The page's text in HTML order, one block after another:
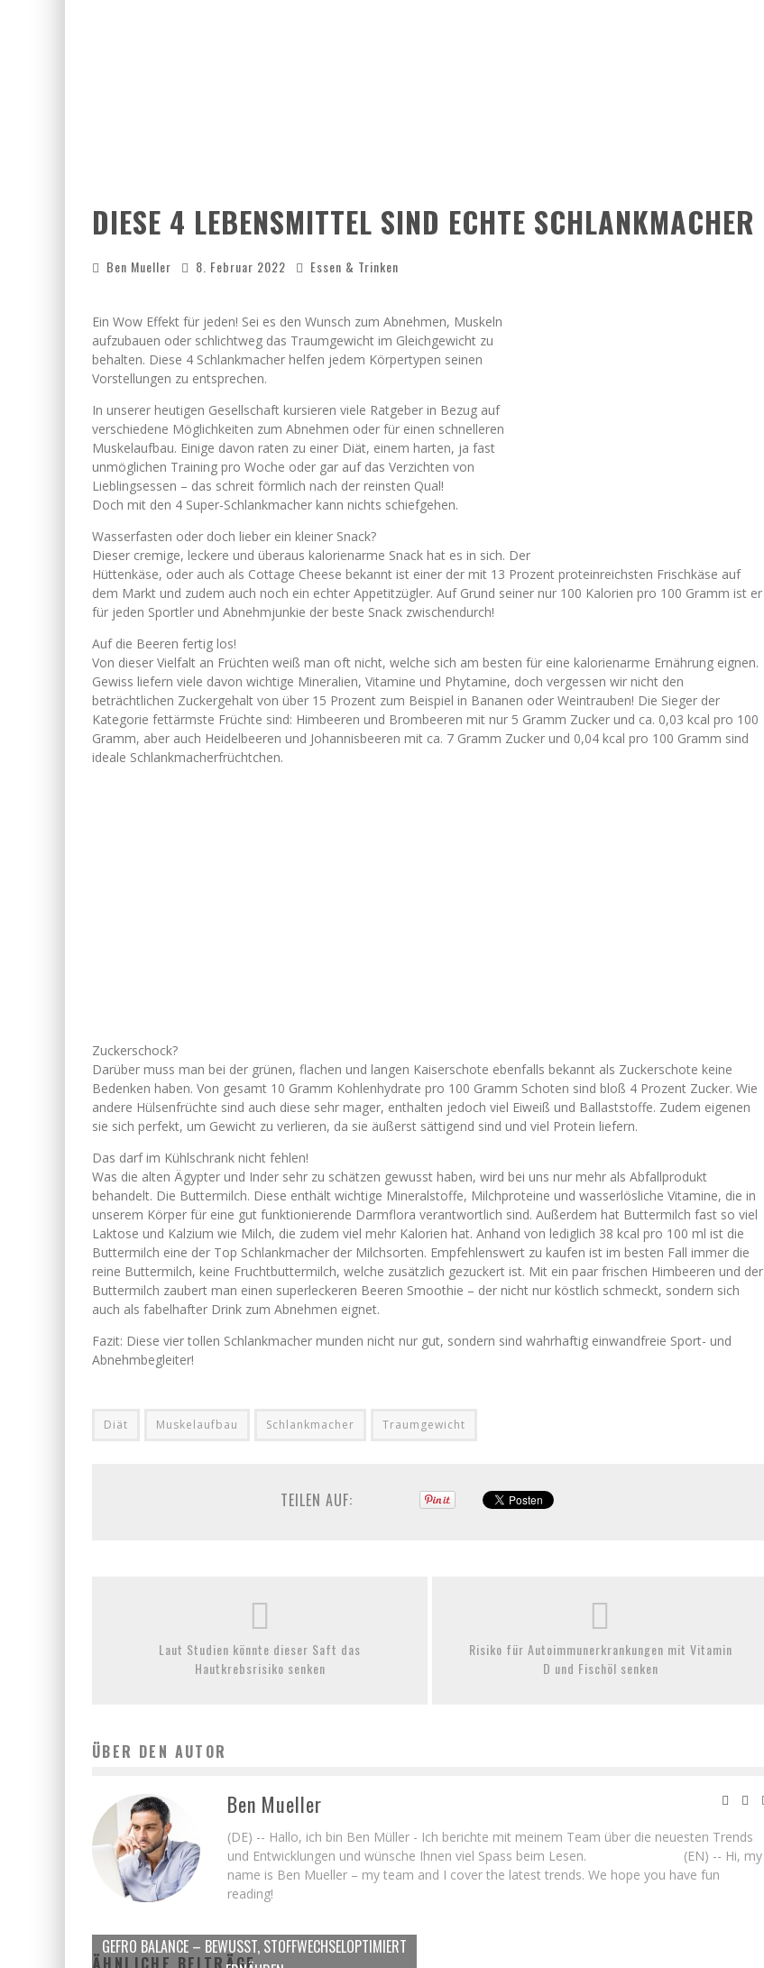
DIESE 4 LEBENSMITTEL SIND ECHTE SCHLANKMACHER
Ben Mueller 8. Februar 2022 Essen & Trinken
Ein Wow Effekt für jeden! Sei es den Wunsch zum Abnehmen, Muskeln
aufzubauen oder schlichtweg das Traumgewicht im Gleichgewicht zu
behalten. Diese 4 Schlankmacher helfen jedem Körpertypen seinen
Vorstellungen zu entsprechen.
In unserer heutigen Gesellschaft kursieren viele Ratgeber in Bezug auf
verschiedene Möglichkeiten zum Abnehmen oder für einen schnelleren
Muskelaufbau. Einige davon raten zu einer Diät, einem harten, ja fast
unmöglichen Training pro Woche oder gar auf das Verzichten von
Lieblingsessen – das schreit förmlich nach der reinsten Qual!
Doch mit den 4 Super-Schlankmacher kann nichts schiefgehen.
Wasserfasten oder doch lieber ein kleiner Snack?
Dieser cremige, leckere und überaus kalorienarme Snack hat es in sich. Der
Hüttenkäse, oder auch als Cottage Cheese bekannt ist einer der mit 13 Prozent proteinreichsten Frischkäse auf
dem Markt und zudem auch noch ein echter Appetitzügler. Auf Grund seiner nur 100 Kalorien pro 100 Gramm ist er
für jeden Sportler und Abnehmjunkie der beste Snack zwischendurch!
Auf die Beeren fertig los!
Von dieser Vielfalt an Früchten weiß man oft nicht, welche sich am besten für eine kalorienarme Ernährung eignen.
Gewiss liefern viele davon wichtige Mineralien, Vitamine und Phytamine, doch vergessen wir nicht den
beträchtlichen Zuckergehalt von über 15 Prozent zum Beispiel in Bananen oder Weintrauben! Die Sieger der
Kategorie fettärmste Früchte sind: Himbeeren und Brombeeren mit nur 5 Gramm Zucker und ca. 0,03 kcal pro 100
Gramm, aber auch Heidelbeeren und Johannisbeeren mit ca. 7 Gramm Zucker und 0,04 kcal pro 100 Gramm sind
ideale Schlankmacherfrüchtchen.
Zuckerschock?
Darüber muss man bei der grünen, flachen und langen Kaiserschote ebenfalls bekannt als Zuckerschote keine
Bedenken haben. Von gesamt 10 Gramm Kohlenhydrate pro 100 Gramm Schoten sind bloß 4 Prozent Zucker. Wie
andere Hülsenfrüchte sind auch diese sehr mager, enthalten jedoch viel Eiweiß und Ballaststoffe. Zudem eigenen
sie sich perfekt, um Gewicht zu verlieren, da sie äußerst sättigend sind und viel Protein liefern.
Das darf im Kühlschrank nicht fehlen!
Was die alten Ägypter und Inder sehr zu schätzen gewusst haben, wird bei uns nur mehr als Abfallprodukt
behandelt. Die Buttermilch. Diese enthält wichtige Mineralstoffe, Milchproteine ​​und wasserlösliche Vitamine, die in
unserem Körper für eine gut funktionierende Darmflora verantwortlich sind. Außerdem hat Buttermilch fast so viel
Laktose und Kalzium wie Milch, die zudem viel mehr Kalorien hat. Anhand von lediglich 38 kcal pro 100 ml ist die
Buttermilch eine der Top Schlankmacher der Milchsorten. Empfehlenswert zu kaufen ist im besten Fall immer die
reine Buttermilch, keine Fruchtbuttermilch, welche zusätzlich gezuckert ist. Mit ein paar frischen Himbeeren und der
Buttermilch zaubert man einen superleckeren Beeren Smoothie – der nicht nur köstlich schmeckt, sondern sich
auch als fabelhafter Drink zum Abnehmen eignet.
Fazit: Diese vier tollen Schlankmacher munden nicht nur gut, sondern sind wahrhaftig einwandfreie Sport- und
Abnehmbegleiter!
Diät Muskelaufbau Schlankmacher Traumgewicht
TEILEN AUF:
Laut Studien könnte dieser Saft das
Hautkrebsrisiko senken
Risiko für Autoimmunerkrankungen mit Vitamin
D und Fischöl senken
ÜBER DEN AUTOR
Ben Mueller
(DE) -- Hallo, ich bin Ben Müller - Ich berichte mit meinem Team über die neuesten Trends
und Entwicklungen und wünsche Ihnen viel Spass beim Lesen. (EN) -- Hi, my
name is Ben Mueller – my team and I cover the latest trends. We hope you have fun
reading!
ÄHNLICHE BEITRÄGE
GEFRO BALANCE – BEWUSST, STOFFWECHSELOPTIMIERT